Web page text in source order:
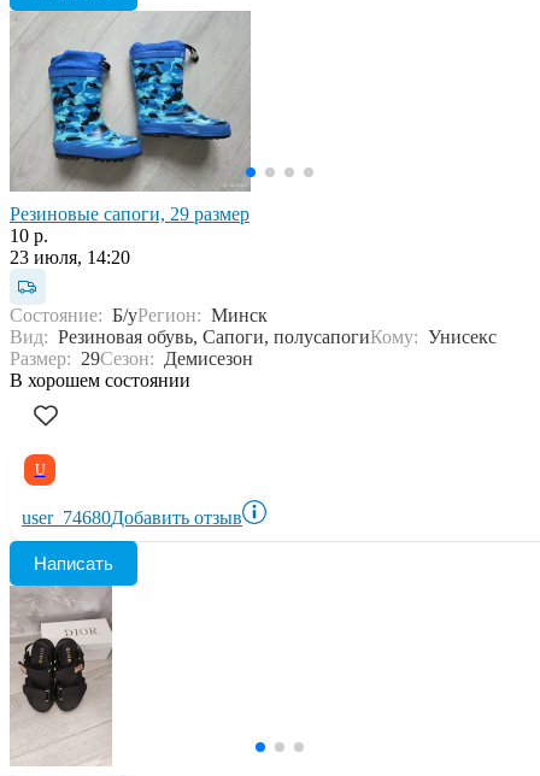
Резиновые сапоги, 29 размер
10 р.
23 июля, 14:20
Состояние: Б/уРегион: Минск
Вид: Резиновая обувь, Сапоги, полусапогиКому: Унисекс
Размер: 29Сезон: Демисезон
В хорошем состоянии
U
user_74680Добавить отзыв
Написать